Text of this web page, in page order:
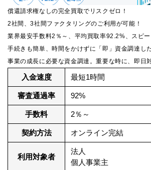
償還請求権なしの完全買取でリスクゼロ！
2社間、3社間ファクタリングのご利用が可能！
業界最安手数料2％～、平均買取率92.2%、スピ
手続きも簡単、時間をかけずに「即」資金調達し
事業の成長に必要な資金調達。重要な時に、即日
入金速度 最短1時間
審査通過率 92%
手数料 2％～
契約方法 オンライン完結
利用対象者
法人
個人事業主